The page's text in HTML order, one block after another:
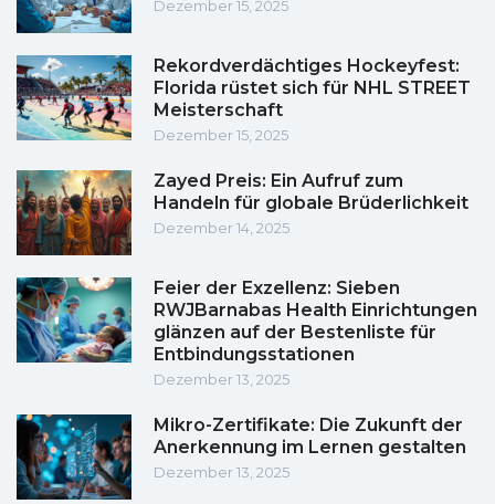
Dezember 15, 2025
Rekordverdächtiges Hockeyfest:
Florida rüstet sich für NHL STREET
Meisterschaft
Dezember 15, 2025
Zayed Preis: Ein Aufruf zum
Handeln für globale Brüderlichkeit
Dezember 14, 2025
Feier der Exzellenz: Sieben
RWJBarnabas Health Einrichtungen
glänzen auf der Bestenliste für
Entbindungsstationen
Dezember 13, 2025
Mikro-Zertifikate: Die Zukunft der
Anerkennung im Lernen gestalten
Dezember 13, 2025